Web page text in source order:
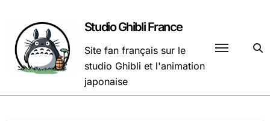
contenu
Studio Ghibli France
Site fan français sur le
studio Ghibli et l'animation
japonaise